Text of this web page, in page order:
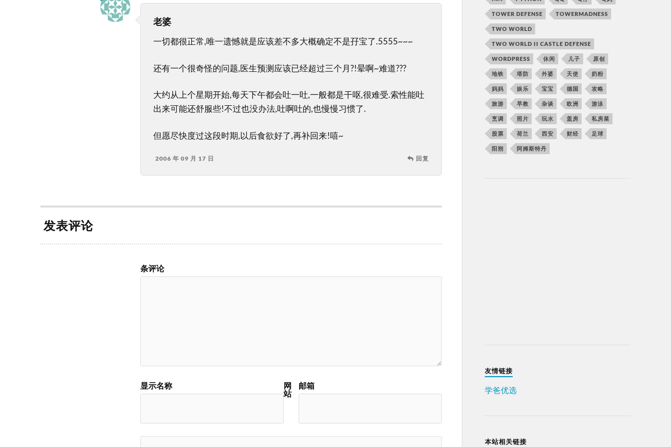
老婆
一切都很正常,唯一遗憾就是应该差不多大概确定不是孖宝了.5555~~~
还有一个很奇怪的问题,医生预测应该已经超过三个月?!晕啊~难道???
大约从上个星期开始,每天下午都会吐一吐,一般都是干呕,很难受.索性能吐
出来可能还舒服些!不过也没办法,吐啊吐的,也慢慢习惯了.
但愿尽快度过这段时期,以后食欲好了,再补回来!嘻~
2006 年 09 月 17 日 回复
发表评论
条评论
显示名称 邮箱
网
站
TOWER DEFENSE TOWERMADNESS
TWO WORLD
TWO WORLD II CASTLE DEFENSE
WORDPRESS 休闲 儿子 原创
地铁 塔防 外婆 天使 奶粉
妈妈 娱乐 宝宝 德国 攻略
旅游 早教 杂谈 欧洲 游泳
烹调 照片 玩水 盖房 私房菜
股票 荷兰 西安 财经 足球
阳朔 阿姆斯特丹
友情链接
学爸优选
本站相关链接